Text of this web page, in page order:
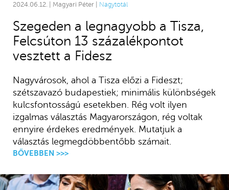
2024.06.12. | Magyari Péter | Nagytotál
Szegeden a legnagyobb a Tisza,
Felcsúton 13 százalékpontot
vesztett a Fidesz
Nagyvárosok, ahol a Tisza előzi a Fideszt;
szétszavazó budapestiek; minimális különbségek
kulcsfontosságú esetekben. Rég volt ilyen
izgalmas választás Magyarországon, rég voltak
ennyire érdekes eredmények. Mutatjuk a
választás legmegdöbbentőbb számait.
BŐVEBBEN >>>